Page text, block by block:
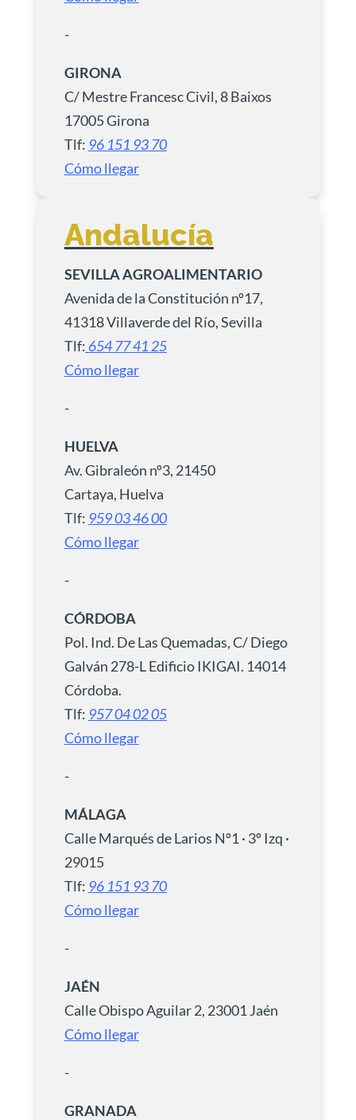
-
GIRONA
C/ Mestre Francesc Civil, 8 Baixos
17005 Girona
Tlf: 96 151 93 70
Cómo llegar
Andalucía
SEVILLA AGROALIMENTARIO
Avenida de la Constitución nº17,
41318 Villaverde del Río, Sevilla
Tlf: 654 77 41 25
Cómo llegar
-
HUELVA
Av. Gibraleón nº3, 21450
Cartaya, Huelva
Tlf: 959 03 46 00
Cómo llegar
-
CÓRDOBA
Pol. Ind. De Las Quemadas, C/ Diego
Galván 278-L Edificio IKIGAI. 14014
Córdoba.
Tlf: 957 04 02 05
Cómo llegar
-
MÁLAGA
Calle Marqués de Larios Nº1 · 3º Izq ·
29015
Tlf: 96 151 93 70
Cómo llegar
-
JAÉN
Calle Obispo Aguilar 2, 23001 Jaén
Cómo llegar
-
GRANADA